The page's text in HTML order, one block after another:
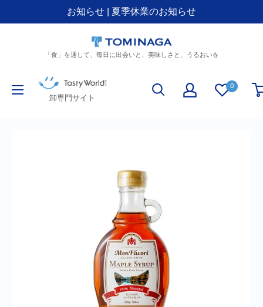
お知らせ | 夏季休業のお知らせ
「食」を通して、毎日に出会いと、美味しさと、うるおいを
Tasty
World!卸専門サイト
0